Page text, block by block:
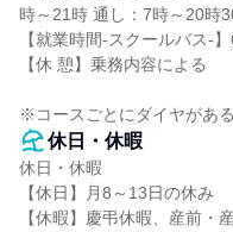
時～21時 通し：7時～20時
【就業時間-スクールバス-
【休 憩】乗務内容による
※コースごとにダイヤがあ
休日・休暇
休日・休暇
【休日】月8～13日の休み
【休暇】慶弔休暇、産前・